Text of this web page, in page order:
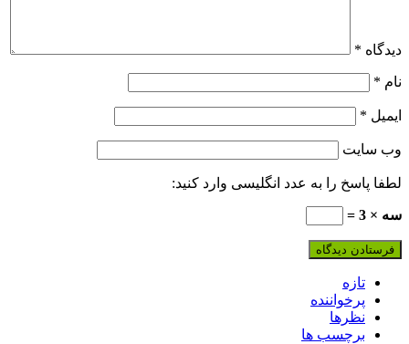
دیدگاه *
نام *
ایمیل *
وب‌ سایت
لطفا پاسخ را به عدد انگلیسی وارد کنید:
سه × 3 =
تازه
پرخواننده
نظرها
برچسب ها